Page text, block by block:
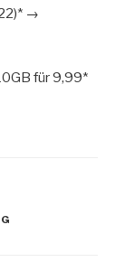
→
für 9,99*